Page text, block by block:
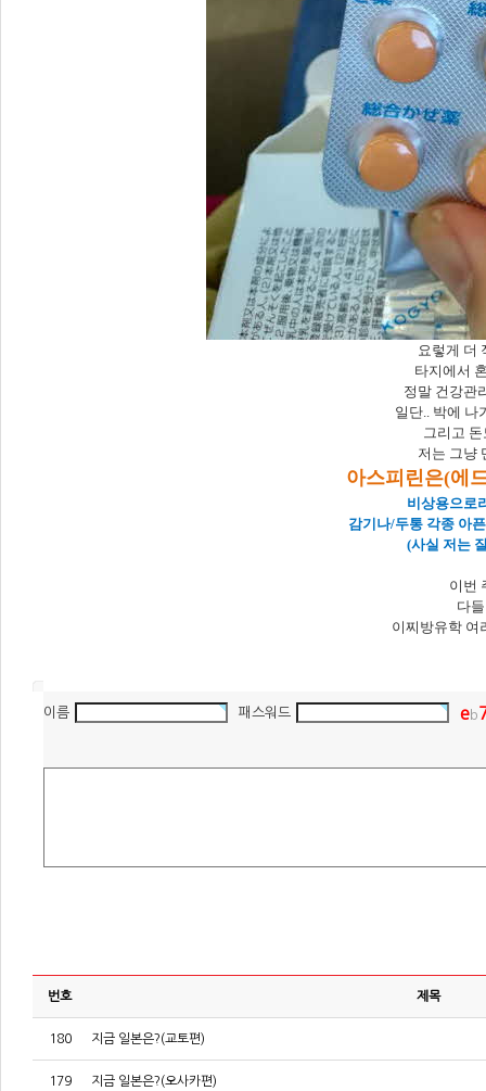
요렇게 더
타지에서
정말 건강관
일단.. 박에 나
그리고
저는 그냥
아스피린은(에
비상용으로
감기나/두통 각종 아
(사실 저는
이번
다
이찌방유학 여
이름 패스워드 eb
번호 제목
180 지금 일본은?(교토편)
179 지금 일본은?(오사카편)